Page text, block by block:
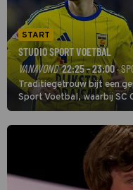
START
STUDIO SPORT VOETBAL
VANAVOND 22:25 - 23:00·
Traditiegetrouw bijt een
Sport Voetbal, waarbij SC
eerste wedstrijd van het
oefenmeester is Johan